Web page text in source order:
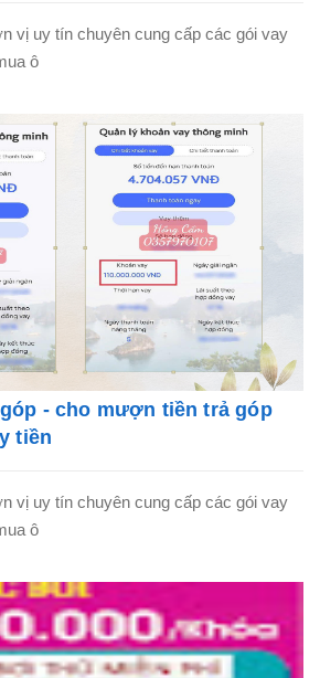
vị uy tín chuyên cung cấp các gói vay
ô
- cho mượn tiền trả góp
tiền
vị uy tín chuyên cung cấp các gói vay
ô